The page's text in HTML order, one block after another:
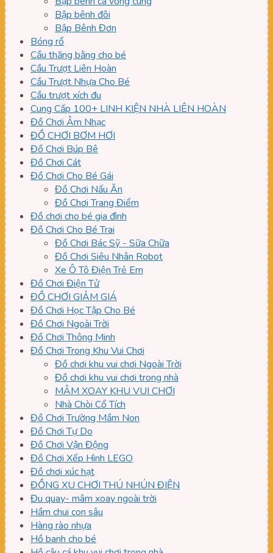
Bập bênh đôi
Bập Bênh Đơn
Bóng rổ
Cầu thăng bằng cho bé
Cầu Trượt Liên Hoàn
Cầu Trượt Nhựa Cho Bé
Cầu trượt xích đu
Cung Cấp 100+ LINH KIỆN NHÀ LIÊN HOÀN
Đồ Chơi Âm Nhạc
ĐỒ CHƠI BƠM HƠI
Đồ Chơi Búp Bê
Đồ Chơi Cát
Đồ Chơi Cho Bé Gái
Đồ Chơi Nấu Ăn
Đồ Chơi Trang Điểm
Đồ chơi cho bé gia đình
Đồ Chơi Cho Bé Trai
Đồ Chơi Bác Sỹ - Sữa Chữa
Đồ Chơi Siêu Nhân Robot
Xe Ô Tô Điện Trẻ Em
Đồ Chơi Điện Tử
ĐỒ CHƠI GIẢM GIÁ
Đồ Chơi Học Tập Cho Bé
Đồ Chơi Ngoài Trời
Đồ Chơi Thông Minh
Đồ Chơi Trong Khu Vui Chơi
Đồ chơi khu vui chơi Ngoài Trời
Đồ chơi khu vui chơi trong nhà
MÂM XOAY KHU VUI CHƠI
Nhà Chòi Cổ Tích
Đồ Chơi Trường Mầm Non
Đồ Chơi Tự Do
Đồ Chơi Vận Động
Đồ Chơi Xếp Hình LEGO
Đồ chơi xúc hạt
ĐỒNG XU CHƠI THÚ NHÚN ĐIỆN
Đu quay- mâm xoay ngoài trời
Hầm chui con sâu
Hàng rào nhựa
Hồ banh cho bé